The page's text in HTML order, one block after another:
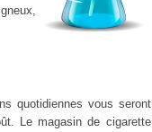
quotidiennes vous seront
Le magasin de cigarette